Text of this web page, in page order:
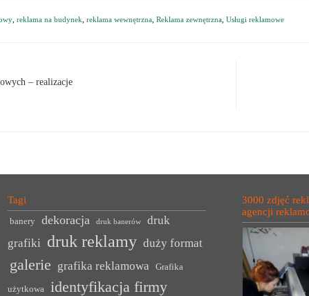
reklama na budynek reklama wewnętrzna Reklama zewnętrzna Usługi reklamowe
– realizacje
Tagi
banery dekoracja druk banerów
druk
grafiki
druk reklamy duży format
galerie grafika reklamowa Grafika
użytkowa identyfikacja firmy
3000 zdjęć
agencji